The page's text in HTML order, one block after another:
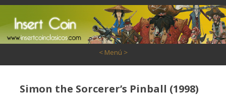
< Menú >
Simon the Sorcerer’s Pinball (1998)